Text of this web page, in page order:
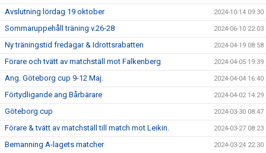
Avslutning lördag 19 oktober 2024-10-14 09:30
Sommaruppehåll träning v.26-28 2024-06-10 22:03
Ny träningstid fredagar & Idrottsrabatten 2024-04-19 08:58
Förare och tvätt av matchställ mot Falkenberg 2024-04-05 19:39
Ang. Göteborg cup 9-12 Maj. 2024-04-04 16:40
Förtydligande ang Bårbärare 2024-04-02 14:29
Göteborg cup 2024-03-30 08:47
Förare & tvätt av matchställ till match mot Leikin. 2024-03-27 08:23
Bemanning A-lagets matcher 2024-03-24 22:30